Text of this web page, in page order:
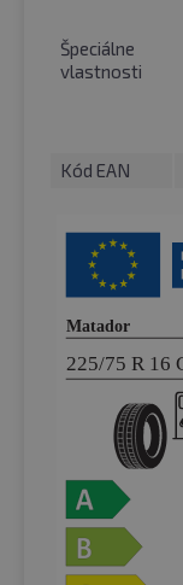
Špeciálne
vlastnosti
Kód EAN